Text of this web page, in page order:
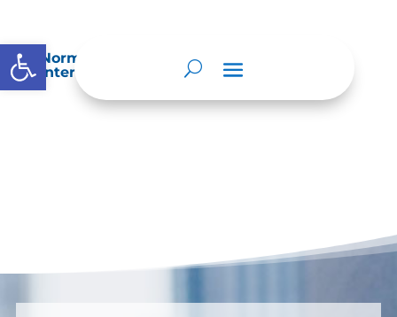
Abrir barra de herramientas
Normatividad especial que les aplique de
interés.